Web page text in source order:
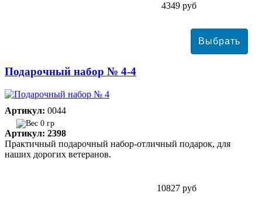
4349 руб
Подарочный набор № 4-4
Артикул: 0044
0 гр
Артикул: 2398
Практичный подарочный набор-отличный подарок, для
наших дорогих ветеранов.
10827 руб